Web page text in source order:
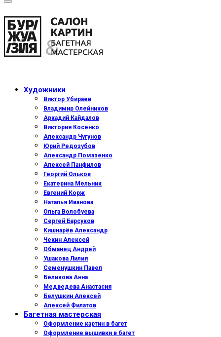
Художники
Виктор Убираев
Владимир Олейников
Аркадий Кайдалов
Виктория Косенко
Александр Чугунов
Юрий Редозубов
Александр Помазенко
Алексей Панфилов
Георгий Ольков
Екатерина Мельник
Евгений Корж
Наталья Иванова
Ольга Волобуева
Сергей Барсуков
Кишнарёв Александр
Чекин Алексей
Обманец Андрей
Ушакова Лилия
Семенушкин Павел
Беликова Анна
Медведева Анастасия
Белушкин Алексей
Алексей Филатов
Багетная мастерская
Оформление картин в багет
Оформление вышивки в багет